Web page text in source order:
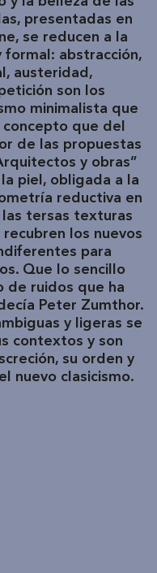
presentadas en
se reducen a la
formal: abstracción,
austeridad,
son los
minimalista que
que del
de las propuestas
y obras”
piel, obligada a la
reductiva en
las tersas texturas
los nuevos
para
Que lo sencillo
de ruidos que ha
Peter Zumthor.
y ligeras se
contextos y son
su orden y
nuevo clasicismo.